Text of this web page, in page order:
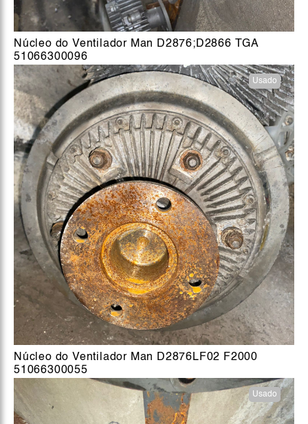
Núcleo do Ventilador Man D2876;D2866 TGA
51066300096
Usado
Núcleo do Ventilador Man D2876LF02 F2000
51066300055
Usado